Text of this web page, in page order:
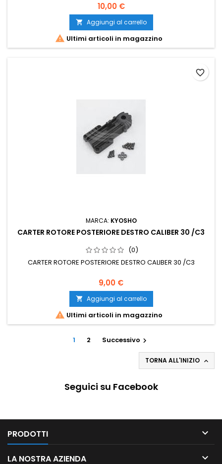
10,00 €
 Aggiungi al carrello
 Ultimi articoli in magazzino
MARCA: KYOSHO
CARTER ROTORE POSTERIORE DESTRO CALIBER 30 /C3
(0)
CARTER ROTORE POSTERIORE DESTRO CALIBER 30 /C3
9,00 €
 Aggiungi al carrello
 Ultimi articoli in magazzino
favorite_border
1 2 Successivo 
TORNA ALL'INIZIO 
Seguici su Facebook
PRODOTTI 
LA NOSTRA AZIENDA 